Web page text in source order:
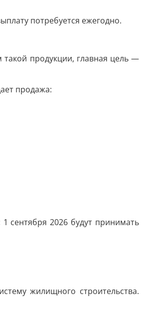
потребуется ежегодно.
продукции, главная цель —
продажа:
сентября 2026 будут принимать
жилищного строительства.